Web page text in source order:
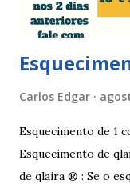
Carlos Edgar
Esquecimento de 1
Esquecimento de
de qlaira ® : Se o